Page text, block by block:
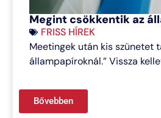
Megint csökkentik az
FRISS HÍREK
Meetingek után kis szünetet
állampapíroknál.” Vissza
Bővebben